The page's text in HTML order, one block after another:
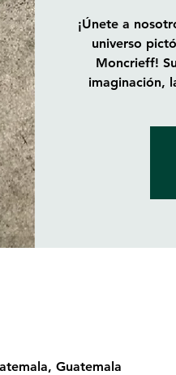
¡Únete a
universo
Moncrieff!
imaginación,
Guatemala